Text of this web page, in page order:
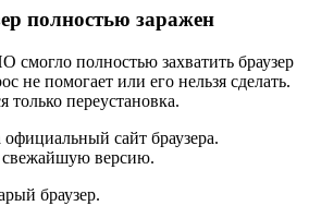
полностью заражен
полностью захватить браузер
не помогает или его нельзя сделать.
только переустановка.
официальный сайт браузера.
свежайшую версию.
браузер.